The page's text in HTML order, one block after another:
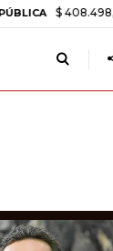
$ 408.498,97 +$